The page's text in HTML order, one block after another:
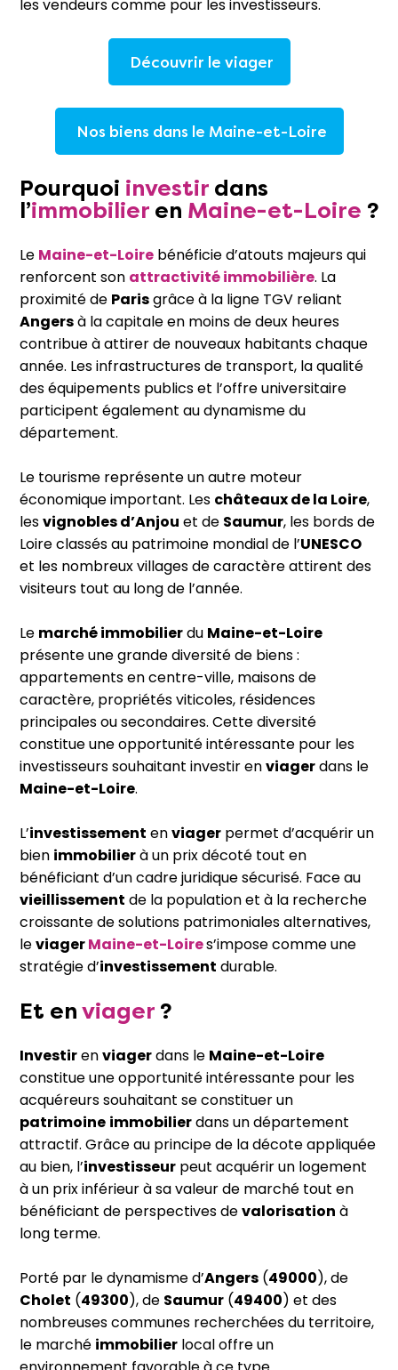
les vendeurs comme pour les investisseurs.
Découvrir le viager
Nos biens dans le Maine-et-Loire
Pourquoi investir dans
l’immobilier en Maine-et-Loire ?
Le Maine-et-Loire bénéficie d’atouts majeurs qui
renforcent son attractivité immobilière. La
proximité de Parisgrâce à la ligne TGV reliant
Angersà la capitale en moins de deux heures
contribue à attirer de nouveaux habitants chaque
année. Les infrastructures de transport, la qualité
des équipements publics et l’offre universitaire
participent également au dynamisme du
département.
Le tourisme représente un autre moteur
économique important. Les châteaux de la Loire,
lesvignobles d’Anjou et de Saumur, les bords de
Loire classés au patrimoine mondial de l’UNESCO
et les nombreux villages de caractère attirent des
visiteurs tout au long de l’année.
Le marché immobilierdu Maine-et-Loire
présente une grande diversité de biens :
appartements en centre-ville, maisons de
caractère, propriétés viticoles, résidences
principales ou secondaires. Cette diversité
constitue une opportunité intéressante pour les
investisseurs souhaitant investir enviagerdans le
Maine-et-Loire.
L’investissement enviager permet d’acquérir un
bien immobilierà un prix décoté tout en
bénéficiant d’un cadre juridique sécurisé. Face au
vieillissement de la population et à la recherche
croissante de solutions patrimoniales alternatives,
leviagerMaine-et-Loires’impose comme une
stratégie d’investissement durable.
Et en viager ?
Investirenviagerdans le Maine-et-Loire
constitue une opportunité intéressante pour les
acquéreurs souhaitant se constituer un
patrimoine immobilierdans un département
attractif. Grâce au principe de la décote appliquée
au bien, l’investisseur peut acquérir un logement
à un prix inférieur à sa valeur de marché tout en
bénéficiant de perspectives devalorisation à
long terme.
Porté par le dynamisme d’Angers (49000), de
Cholet (49300), de Saumur (49400) et des
nombreuses communes recherchées du territoire,
le marché immobilier local offre un